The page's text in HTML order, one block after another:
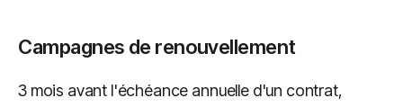
Campagnes de renouvellement
3 mois avant l'échéance annuelle d'un contrat,